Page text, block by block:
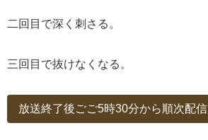
二回目で深く刺さる。
三回目で抜けなくなる。
放送終了後ごご5時30分から順次配信